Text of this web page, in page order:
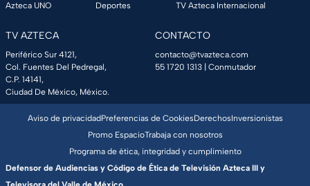
Azteca UNO
Deportes
TV Azteca Internacional
TV AZTECA
Periférico Sur 4121,
Col. Fuentes Del Pedregal,
C.P. 14141,
Ciudad De México, México.
CONTACTO
contacto@tvazteca.com
55 1720 1313 | Conmutador
Aviso de privacidadPreferencias de CookiesDerechosInversionistas
Promo EspacioTrabaja con nosotros
Programa de ética, integridad y cumplimiento
Defensor de Audiencias y Código de Ética de Televisión Azteca III y